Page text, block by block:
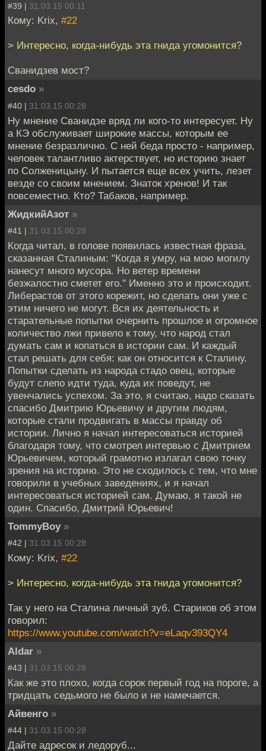
#39 | 31.03.15 00:11
Кому: Krix, #22
> Интересно, когда-нибудь эта гнида угомонится?
Сванидзев мост?
cesdo »
#40 | 31.03.15 00:28
Ну мнение Сванидзе вряд ли кого-то интересует. Ну
а КЭ обслуживает широкие массы, которым ее
мнение безразлично. С ней беда просто - например,
человек талантливо актерствует, но историю знает
по Солженицыну. И пытается еще всех учить, лезет
везде со своим мнением. Знаток хренов! И так
повсеместно. Кто? Табаков, например.
ЖидкийАзот »
#41 | 31.03.15 00:28
Когда читал, в голове появилась известная фраза,
сказанная Сталиным: "Когда я умру, на мою могилу
нанесут много мусора. Но ветер времени
безжалостно сметет его." Именно это и происходит.
Либерастов от этого корежит, но сделать они уже с
этим ничего не могут. Вся их деятельность и
старательные попытки очернить прошлое и огромное
количество лжи привело к тому, что народ стал
думать сам и копаться в истории сам. И каждый
стал решать для себя: как он относится к Сталину.
Попытки сделать из народа стадо овец, которые
будут слепо идти туда, куда их поведут, не
увенчались успехом. За это, я считаю, надо сказать
спасибо Дмитрию Юрьевичу и другим людям,
которые стали продвигать в массы правду об
истории. Лично я начал интересоваться историей
благодаря тому, что смотрел интервью с Дмитрием
Юрьевичем, который грамотно излагал свою точку
зрения на историю. Это не сходилось с тем, что мне
говорили в учебных заведениях, и я начал
интересоваться историей сам. Думаю, я такой не
один. Спасибо, Дмитрий Юрьевич!
TommyBoy »
#42 | 31.03.15 00:28
Кому: Krix, #22
> Интересно, когда-нибудь эта гнида угомонится?
Так у него на Сталина личный зуб. Стариков об этом
говорил:
https://www.youtube.com/watch?v=eLaqv393QY4
Aldar »
#43 | 31.03.15 00:28
Как же это плохо, когда сорок первый год на пороге, а
тридцать седьмого не было и не намечается.
Айвенго »
#44 | 31.03.15 00:28
Дайте адресок и ледоруб...